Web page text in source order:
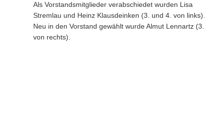
Als Vorstandsmitglieder verabschiedet wurden Lisa
Stremlau und Heinz Klausdeinken (3. und 4. von links).
Neu in den Vorstand gewählt wurde Almut Lennartz (3.
von rechts).